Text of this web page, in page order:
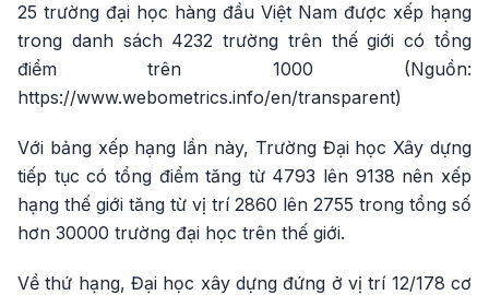
25 trường đại học hàng đầu Việt Nam được xếp hạng
trong danh sách 4232 trường trên thế giới có tổng
điểm trên 1000 (Nguồn:
https://www.webometrics.info/en/transparent)
Với bảng xếp hạng lần này, Trường Đại học Xây dựng
tiếp tục có tổng điểm tăng từ 4793 lên 9138 nên xếp
hạng thế giới tăng từ vị trí 2860 lên 2755 trong tổng số
hơn 30000 trường đại học trên thế giới.
Về thứ hạng, Đại học xây dựng đứng ở vị trí 12/178 cơ